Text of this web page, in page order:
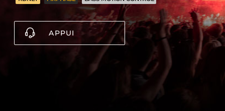
APPUI